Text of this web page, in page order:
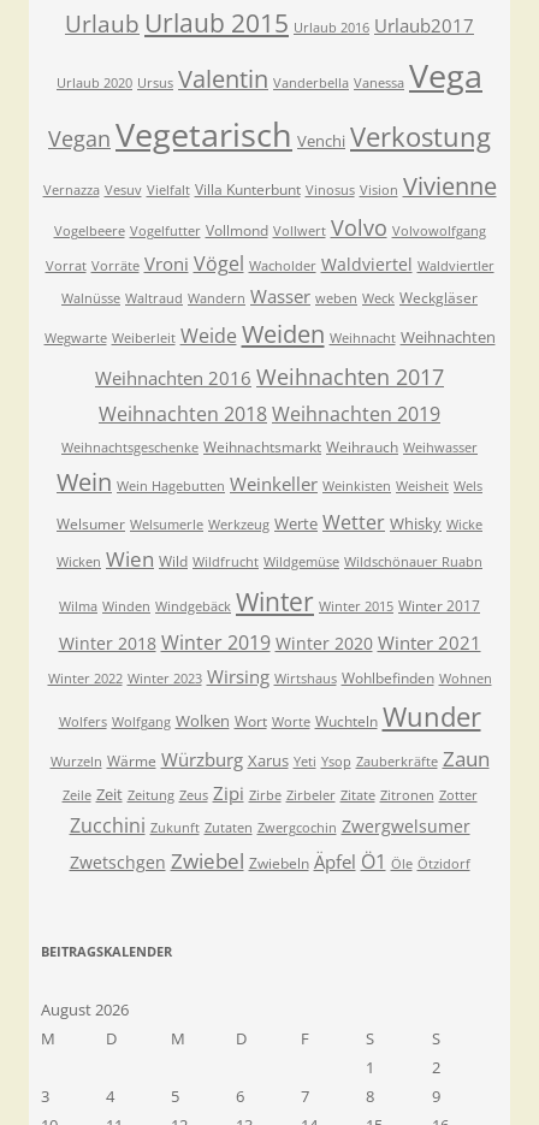
Urlaub Urlaub 2015 Urlaub 2016 Urlaub2017
Urlaub 2020 Ursus Valentin Vanderbella Vanessa Vega
Vegan Vegetarisch Venchi Verkostung
Vernazza Vesuv Vielfalt Villa Kunterbunt Vinosus Vision Vivienne
Vogelbeere Vogelfutter Vollmond Vollwert Volvo Volvowolfgang
Vorrat Vorräte Vroni Vögel Wacholder Waldviertel Waldviertler
Walnüsse Waltraud Wandern Wasser weben Weck Weckgläser
Wegwarte Weiberleit Weide Weiden Weihnacht Weihnachten
Weihnachten 2016 Weihnachten 2017
Weihnachten 2018Weihnachten 2019
Weihnachtsgeschenke Weihnachtsmarkt Weihrauch Weihwasser
Wein Wein Hagebutten Weinkeller Weinkisten Weisheit Wels
Welsumer Welsumerle Werkzeug Werte Wetter Whisky Wicke
Wicken Wien Wild Wildfrucht Wildgemüse Wildschönauer Ruabn
Wilma Winden Windgebäck Winter Winter 2015 Winter 2017
Winter 2018 Winter 2019 Winter 2020 Winter 2021
Winter 2022 Winter 2023 Wirsing Wirtshaus Wohlbefinden Wohnen
Wolfers Wolfgang Wolken Wort Worte Wuchteln Wunder
Wurzeln Wärme Würzburg Xarus Yeti Ysop Zauberkräfte Zaun
Zeile Zeit Zeitung Zeus Zipi Zirbe Zirbeler Zitate Zitronen Zotter
Zucchini Zukunft Zutaten Zwergcochin Zwergwelsumer
Zwetschgen Zwiebel Zwiebeln Äpfel Ö1 Öle Ötzidorf
BEITRAGSKALENDER
August 2026
M
D M D F S
S
1
2
3
4 5 6 7 8
9